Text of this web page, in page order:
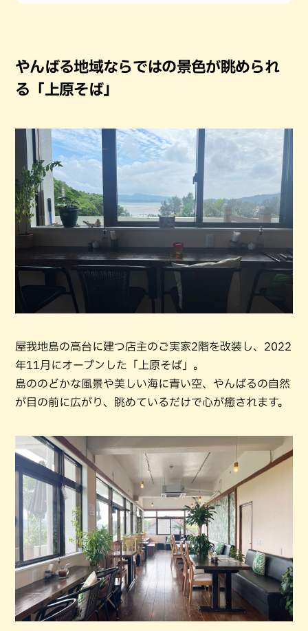
やんばる地域ならではの景色が眺められ
る「上原そば」
屋我地島の高台に建つ店主のご実家2階を改装し、2022
年11月にオープンした「上原そば」。
島ののどかな風景や美しい海に青い空、やんばるの自然
が目の前に広がり、眺めているだけで心が癒されます。